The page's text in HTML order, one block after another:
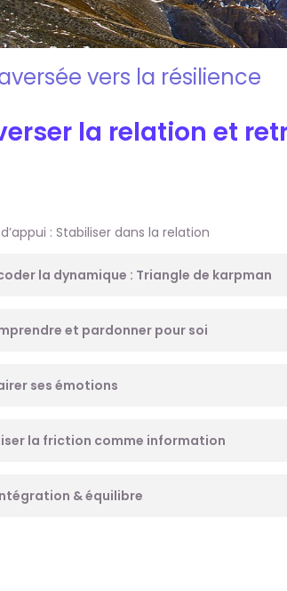
vers la résilience
la relation et
: Stabiliser dans la relation
la dynamique : Triangle de karpman
et pardonner pour soi
ses émotions
la friction comme information
& équilibre